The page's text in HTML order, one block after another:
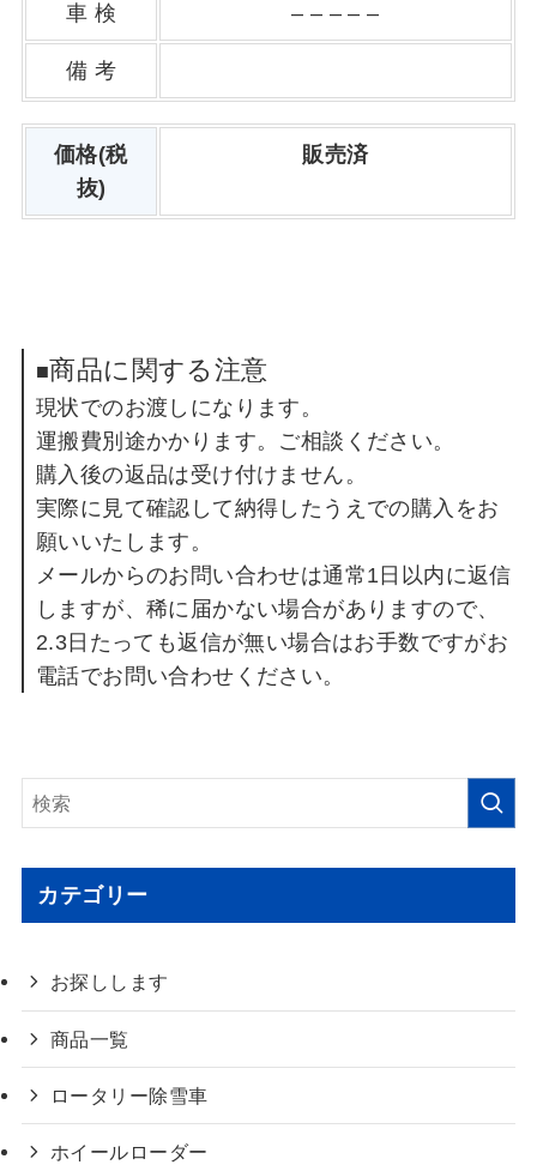
車 検 – – – – –
備 考
価格(税
抜)
販売済
■商品に関する注意
現状でのお渡しになります。
運搬費別途かかります。ご相談ください。
購入後の返品は受け付けません。
実際に見て確認して納得したうえでの購入をお
願いいたします。
メールからのお問い合わせは通常1日以内に返信
しますが、稀に届かない場合がありますので、
2.3日たっても返信が無い場合はお手数ですがお
電話でお問い合わせください。
カテゴリー
お探しします
商品一覧
ロータリー除雪車
ホイールローダー